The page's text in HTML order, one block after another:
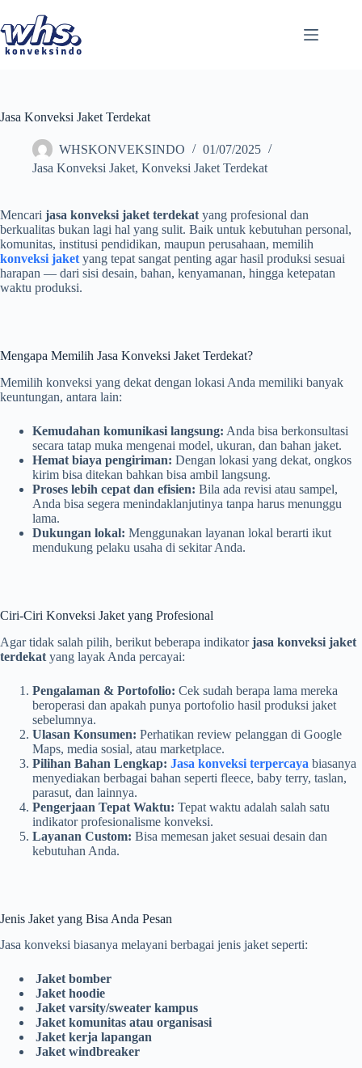
content
Jasa Konveksi Jaket Terdekat
WHSKONVEKSINDO
01/07/2025
Jasa Konveksi Jaket, Konveksi Jaket Terdekat
Mencari jasa konveksi jaket terdekat yang profesional dan
berkualitas bukan lagi hal yang sulit. Baik untuk kebutuhan personal,
komunitas, institusi pendidikan, maupun perusahaan, memilih
konveksi jaket yang tepat sangat penting agar hasil produksi sesuai
harapan — dari sisi desain, bahan, kenyamanan, hingga ketepatan
waktu produksi.
Mengapa Memilih Jasa Konveksi Jaket Terdekat?
Memilih konveksi yang dekat dengan lokasi Anda memiliki banyak
keuntungan, antara lain:
Kemudahan komunikasi langsung: Anda bisa berkonsultasi
secara tatap muka mengenai model, ukuran, dan bahan jaket.
Hemat biaya pengiriman: Dengan lokasi yang dekat, ongkos
kirim bisa ditekan bahkan bisa ambil langsung.
Proses lebih cepat dan efisien: Bila ada revisi atau sampel,
Anda bisa segera menindaklanjutinya tanpa harus menunggu
lama.
Dukungan lokal: Menggunakan layanan lokal berarti ikut
mendukung pelaku usaha di sekitar Anda.
Ciri-Ciri Konveksi Jaket yang Profesional
Agar tidak salah pilih, berikut beberapa indikatorjasa konveksi jaket
terdekat yang layak Anda percayai:
Pengalaman & Portofolio: Cek sudah berapa lama mereka
beroperasi dan apakah punya portofolio hasil produksi jaket
sebelumnya.
Ulasan Konsumen: Perhatikan review pelanggan di Google
Maps, media sosial, atau marketplace.
Pilihan Bahan Lengkap: Jasa konveksi terpercaya biasanya
menyediakan berbagai bahan seperti fleece, baby terry, taslan,
parasut, dan lainnya.
Pengerjaan Tepat Waktu: Tepat waktu adalah salah satu
indikator profesionalisme konveksi.
Layanan Custom: Bisa memesan jaket sesuai desain dan
kebutuhan Anda.
Jenis Jaket yang Bisa Anda Pesan
Jasa konveksi biasanya melayani berbagai jenis jaket seperti:
Jaket bomber
Jaket hoodie
Jaket varsity/sweater kampus
Jaket komunitas atau organisasi
Jaket kerja lapangan
Jaket windbreaker